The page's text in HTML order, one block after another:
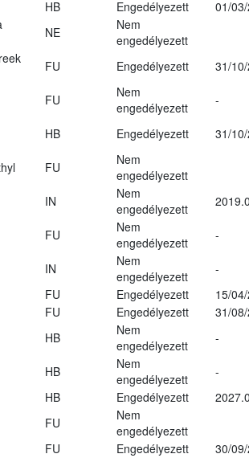
HB Engedélyezett
01/
NE
Nem
engedélyezett
FU Engedélyezett 31/
FU
Nem
engedélyezett
-
HB Engedélyezett 31/
FU
Nem
engedélyezett
IN
Nem
engedélyezett
FU
Nem
engedélyezett
-
IN
Nem
engedélyezett
-
FU Engedélyezett
15/
FU Engedélyezett
31/
HB
Nem
engedélyezett
-
HB
Nem
engedélyezett
-
HB Engedélyezett
FU
Nem
engedélyezett
FU Engedélyezett
30/